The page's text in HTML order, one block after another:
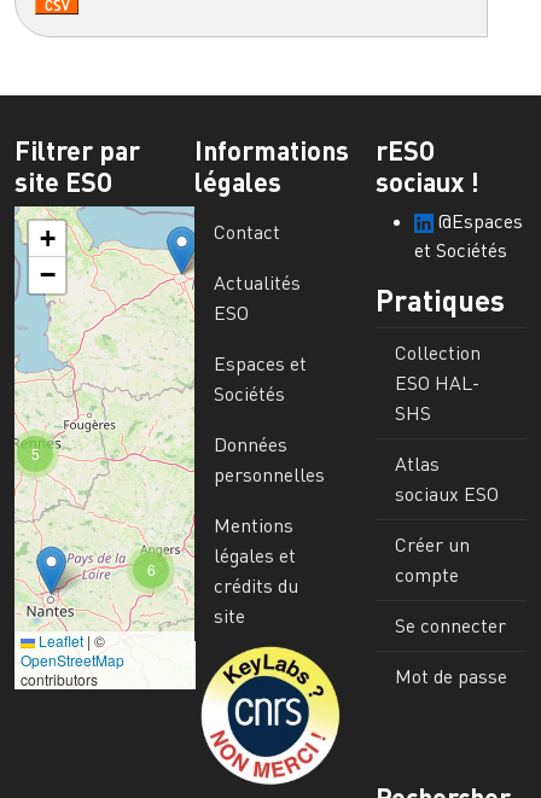
Filtrer par
site ESO
6
5
+
−
Leaflet | ©
OpenStreetMap
contributors
Informations
légales
Contact
Actualités
ESO
Espaces et
Sociétés
Données
personnelles
Mentions
légales et
crédits du
site
Image
rESO
sociaux !
@Espaces
et Sociétés
Pratiques
Collection
ESO HAL-
SHS
Atlas
sociaux ESO
Créer un
compte
Se connecter
Mot de passe